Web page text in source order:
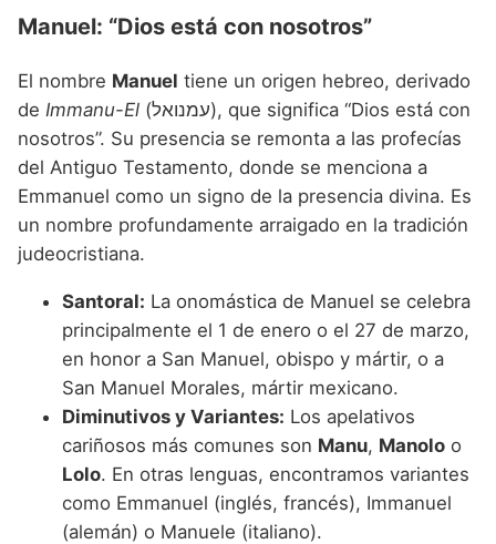
Nombres de niño que empiezan por W
Nombres de niño que empiezan por Y
Nombres de niño que empiezan por Z
Manuel: “Dios está con nosotros”
El nombre Manuel tiene un origen hebreo, derivado
de Immanu-El (עמנואל), que significa “Dios está con
nosotros”. Su presencia se remonta a las profecías
del Antiguo Testamento, donde se menciona a
Emmanuel como un signo de la presencia divina. Es
un nombre profundamente arraigado en la tradición
judeocristiana.
Santoral: La onomástica de Manuel se celebra
principalmente el 1 de enero o el 27 de marzo,
en honor a San Manuel, obispo y mártir, o a
San Manuel Morales, mártir mexicano.
Diminutivos y Variantes: Los apelativos
cariñosos más comunes son Manu, Manolo o
Lolo. En otras lenguas, encontramos variantes
como Emmanuel (inglés, francés), Immanuel
(alemán) o Manuele (italiano).